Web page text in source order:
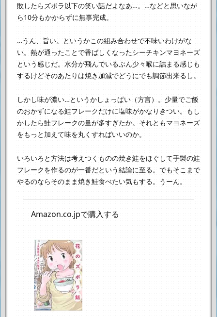
敗したらズボラ以下の笑い話だよなあ…。 …などと思いなが
ら10分もかからずに無事完成。
…うん、旨い。というかこの組み合わせで不味いわけがな
い。 熱が通ったことで香ばしくなったシーチキンマヨネーズ
という感じだ。 水分が飛んでいるぶん少々喉に詰まる感じも
するけどそのあたりは焼き加減でどうにでも調節出来るし。
しかし味が濃い…というかしょっぱい（方言）。 少量でご飯
のおかずになる鮭フレークだけに塩味がかなりきつい。 もし
かしたら鮭フレークの量が多すぎたか。 それともマヨネーズ
をもっと加えて味を丸くすればいいのか。
いろいろと方法は考えつくものの焼き鮭をほぐして手製の鮭
フレークを作るのが一番だという結論に至る。 でもそこまで
やるのならそのまま焼き鮭食べたい気もする。うーん。
Amazon.co.jpで購入する